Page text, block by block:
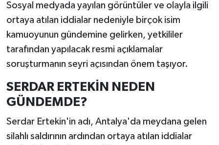
Sosyal medyada yayılan görüntüler ve olayla ilgili
ortaya atılan iddialar nedeniyle birçok isim
kamuoyunun gündemine gelirken, yetkililer
tarafından yapılacak resmi açıklamalar
soruşturmanın seyri açısından önem taşıyor.
SERDAR ERTEKİN NEDEN
GÜNDEMDE?
Serdar Ertekin'in adı, Antalya'da meydana gelen
silahlı saldırının ardından ortaya atılan iddialar